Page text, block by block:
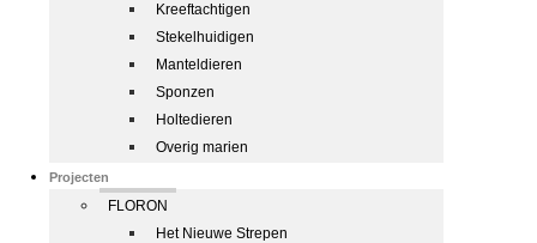
Kreeftachtigen
Stekelhuidigen
Manteldieren
Sponzen
Holtedieren
Overig marien
Projecten
FLORON
Het Nieuwe Strepen